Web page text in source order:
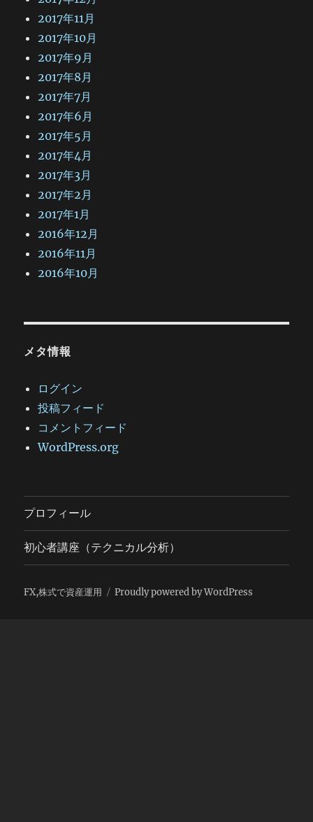
2017年11月
2017年10月
2017年9月
2017年8月
2017年7月
2017年6月
2017年5月
2017年4月
2017年3月
2017年2月
2017年1月
2016年12月
2016年11月
2016年10月
メタ情報
ログイン
投稿フィード
コメントフィード
WordPress.org
プロフィール
初心者講座（テクニカル分析）
FX,株式で資産運用 Proudly powered by WordPress